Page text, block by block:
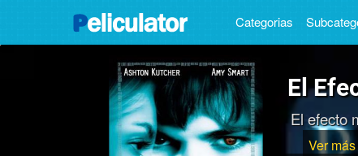
Categorias
El
El efecto
Ver